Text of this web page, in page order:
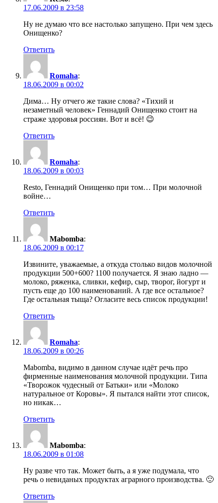
17.06.2009 в 23:58
Ну не думаю что все настолько запущено. При чем здесь
Онищенко?
Ответить
Romaha:
18.06.2009 в 00:02
Дима… Ну отчего же такие слова? «Тихий и
незаметный человек» Геннадий Онищенко стоит на
страже здоровья россиян. Вот и всё! 😉
Ответить
Romaha:
18.06.2009 в 00:03
Resto, Геннадий Онищенко при том… При молочной
войне…
Ответить
Mabomba:
18.06.2009 в 00:17
Извините, уважаемые, а откуда столько видов молочной
продукции 500+600? 1100 получается. Я знаю ладно —
молоко, ряженка, сливки, кефир, сыр, творог, йогурт и
пусть еще до 100 наименований. А где все остальное?
Где остальная тыща? Огласите весь список продукции!
Ответить
Romaha:
18.06.2009 в 00:26
Mabomba, видимо в данном случае идёт речь про
фирменные наименования молочной продукции. Типа
«Творожок чудесный от Батьки» или «Молоко
натуральное от Коровы». Я пытался найти этот список,
но никак…
Ответить
Mabomba:
18.06.2009 в 01:08
Ну разве что так. Может быть, а я уже подумала, что
речь о невиданых продуктах аграрного производства. 🙂
Ответить